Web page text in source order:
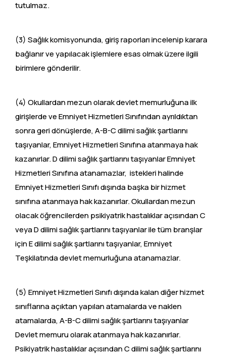
tutulmaz.
(3) Sağlık komisyonunda, giriş raporları incelenip karara
bağlanır ve yapılacak işlemlere esas olmak üzere ilgili
birimlere gönderilir.
(4) Okullardan mezun olarak devlet memurluğuna ilk
girişlerde ve Emniyet Hizmetleri Sınıfından ayrıldıktan
sonra geri dönüşlerde, A-B-C dilimi sağlık şartlarını
taşıyanlar, Emniyet Hizmetleri Sınıfına atanmaya hak
kazanırlar. D dilimi sağlık şartlarını taşıyanlar Emniyet
Hizmetleri Sınıfına atanamazlar, istekleri halinde
Emniyet Hizmetleri Sınıfı dışında başka bir hizmet
sınıfına atanmaya hak kazanırlar. Okullardan mezun
olacak öğrencilerden psikiyatrik hastalıklar açısından C
veya D dilimi sağlık şartlarını taşıyanlar ile tüm branşlar
için E dilimi sağlık şartlarını taşıyanlar, Emniyet
Teşkilatında devlet memurluğuna atanamazlar.
(5) Emniyet Hizmetleri Sınıfı dışında kalan diğer hizmet
sınıflarına açıktan yapılan atamalarda ve naklen
atamalarda, A-B-C dilimi sağlık şartlarını taşıyanlar
Devlet memuru olarak atanmaya hak kazanırlar.
Psikiyatrik hastalıklar açısından C dilimi sağlık şartlarını